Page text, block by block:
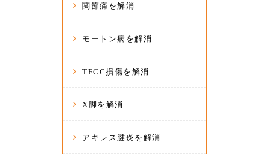
関節痛を解消
モートン病を解消
TFCC損傷を解消
X脚を解消
アキレス腱炎を解消